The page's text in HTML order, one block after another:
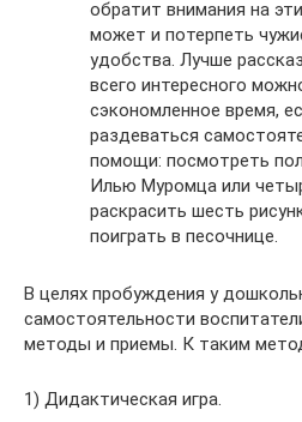
обратит внимания на
может и потерпеть
удобства. Лучше
всего интересного
сэкономленное время,
раздеваться
помощи: посмотреть
Илью Муромца или
раскрасить шесть
поиграть в песочнице.
В целях пробуждения у
самостоятельности
методы и приемы. К таким
1) Дидактическая игра.